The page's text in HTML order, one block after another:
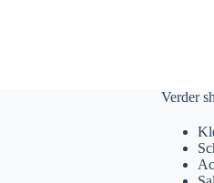
Verder